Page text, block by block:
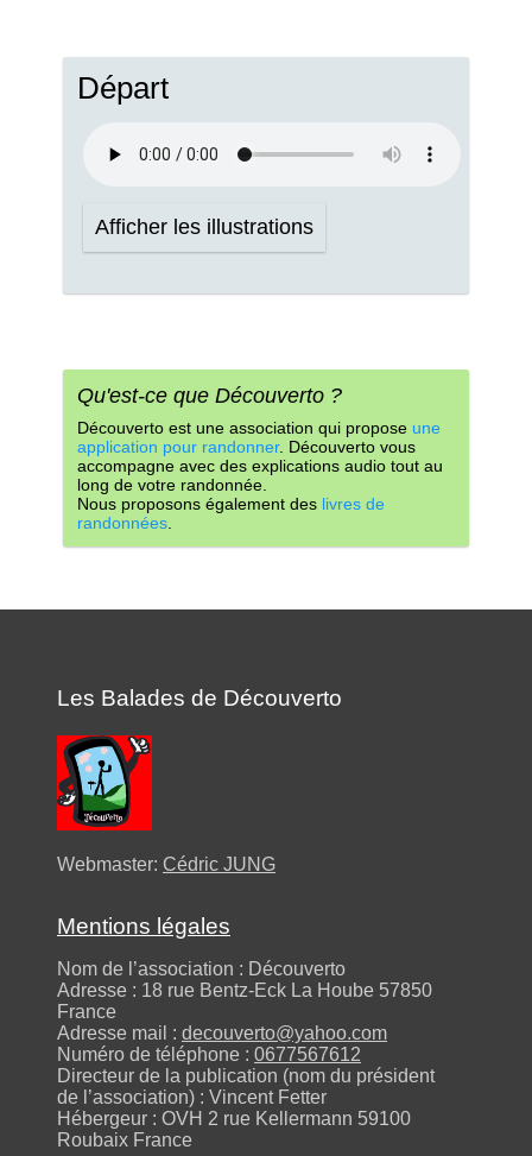
Départ
Afficher les illustrations
Qu'est-ce que Découverto ?
Découverto est une association qui propose une
application pour randonner. Découverto vous
accompagne avec des explications audio tout au
long de votre randonnée.
Nous proposons également des livres de
randonnées
Les Balades de Découverto
Webmaster: Cédric JUNG
Mentions légales
Nom de l’association : Découverto
Adresse : 18 rue Bentz-Eck La Hoube 57850
France
Adresse mail : decouverto@yahoo.com
Numéro de téléphone : 0677567612
Directeur de la publication (nom du président
de l’association) : Vincent Fetter
Hébergeur : OVH 2 rue Kellermann 59100
Roubaix France